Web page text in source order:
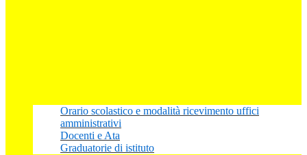
Orario scolastico e modalità ricevimento uffici
amministrativi
Docenti e Ata
Graduatorie di istituto